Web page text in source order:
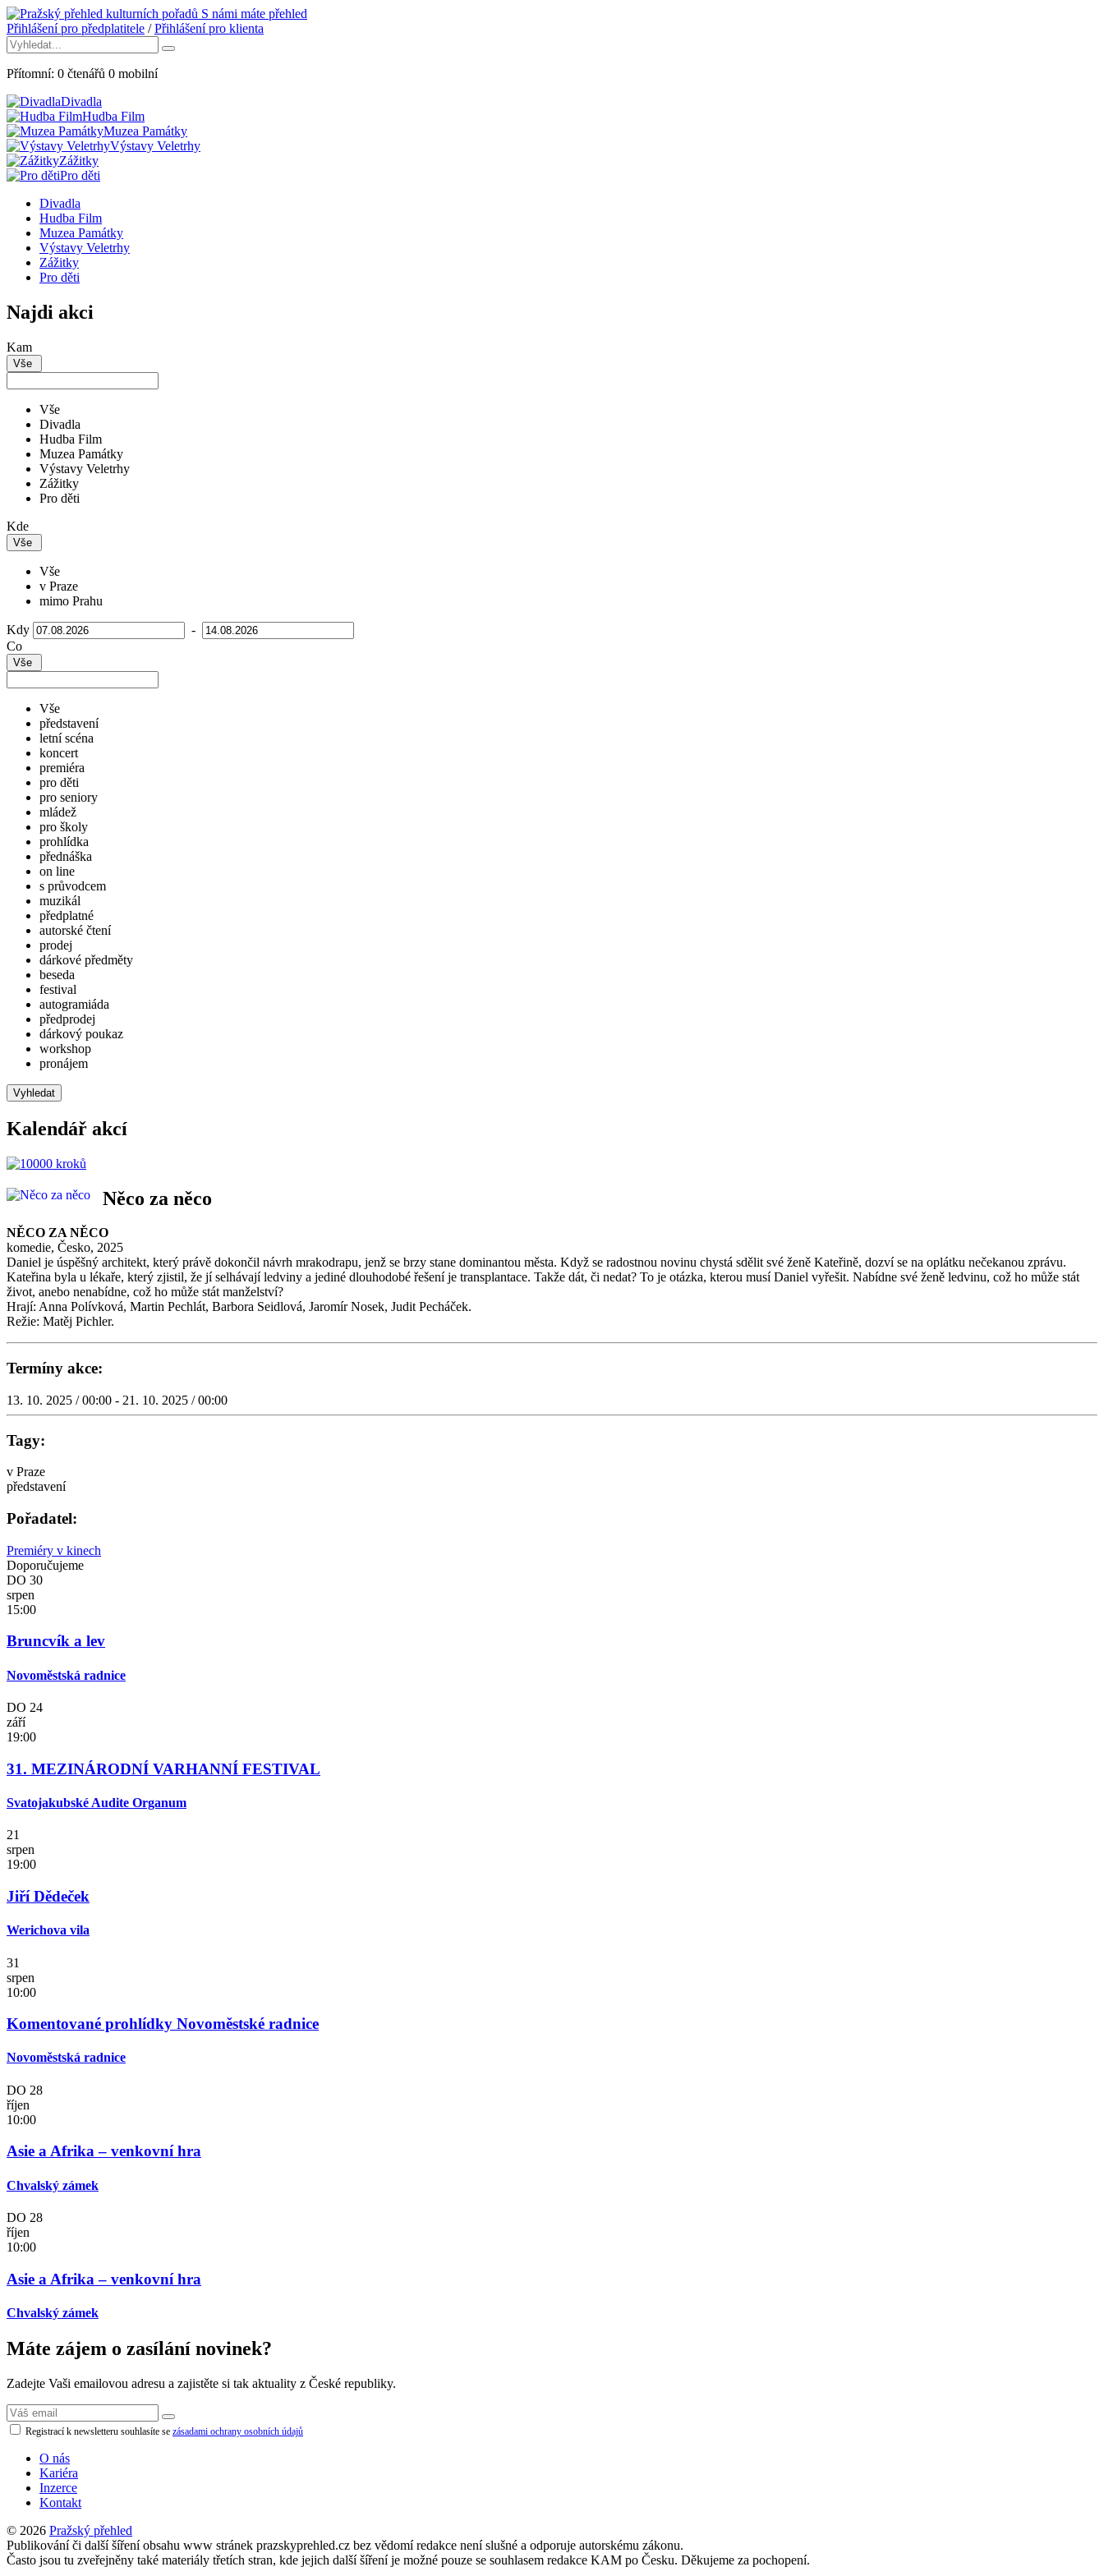
S námi máte přehled
Přihlášení pro předplatitele /Přihlášení pro klienta
Přítomní: 0 čtenářů 0 mobilní
Divadla
Hudba Film
Muzea Památky
Výstavy Veletrhy
Zážitky
Pro děti
Divadla
Hudba Film
Muzea Památky
Výstavy Veletrhy
Zážitky
Pro děti
Najdi akci
Kam
Vše
Vše
Divadla
Hudba Film
Muzea Památky
Výstavy Veletrhy
Zážitky
Pro děti
Kde
Vše
Vše
v Praze
mimo Prahu
Kdy
-
Co
Vše
Vše
představení
letní scéna
koncert
premiéra
pro děti
pro seniory
mládež
pro školy
prohlídka
přednáška
on line
s průvodcem
muzikál
předplatné
autorské čtení
prodej
dárkové předměty
beseda
festival
autogramiáda
předprodej
dárkový poukaz
workshop
pronájem
Vyhledat
Kalendář akcí
Něco za něco
NĚCO ZA NĚCO
komedie, Česko, 2025
Daniel je úspěšný architekt, který právě dokončil návrh mrakodrapu, jenž se brzy stane dominantou města. Když se radostnou novinu chystá sdělit své ženě Kateřině, dozví se na oplátku nečekanou zprávu.
Kateřina byla u lékaře, který zjistil, že jí selhávají ledviny a jediné dlouhodobé řešení je transplantace. Takže dát, či nedat? To je otázka, kterou musí Daniel vyřešit. Nabídne své ženě ledvinu, což ho může stát
život, anebo nenabídne, což ho může stát manželství?
Hrají: Anna Polívková, Martin Pechlát, Barbora Seidlová, Jaromír Nosek, Judit Pecháček.
Režie: Matěj Pichler.
Termíny akce:
13. 10. 2025 / 00:00 - 21. 10. 2025 / 00:00
Tagy:
v Praze
představení
Pořadatel:
Premiéry v kinech
Doporučujeme
DO 30
srpen
15:00
Bruncvík a lev
Novoměstská radnice
DO 24
září
19:00
31. MEZINÁRODNÍ VARHANNÍ FESTIVAL
Svatojakubské Audite Organum
21
srpen
19:00
Jiří Dědeček
Werichova vila
31
srpen
10:00
Komentované prohlídky Novoměstské radnice
Novoměstská radnice
DO 28
říjen
10:00
Asie a Afrika – venkovní hra
Chvalský zámek
DO 28
říjen
10:00
Asie a Afrika – venkovní hra
Chvalský zámek
Máte zájem o zasílání novinek?
Zadejte Vaši emailovou adresu a zajistěte si tak aktuality z České republiky.
Registrací k newsletteru souhlasíte se zásadami ochrany osobních údajů
O nás
Kariéra
Inzerce
Kontakt
© 2026 Pražský přehled
Publikování či další šíření obsahu www stránek prazskyprehled.cz bez vědomí redakce není slušné a odporuje autorskému zákonu.
Často jsou tu zveřejněny také materiály třetích stran, kde jejich další šíření je možné pouze se souhlasem redakce KAM po Česku. Děkujeme za pochopení.